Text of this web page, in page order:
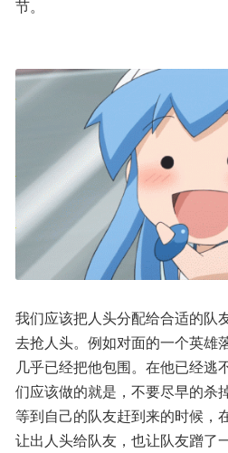
节。
我们应该把人头分配给合适的队
去抢人头。例如对面的一个英雄
几乎已经把他包围。在他已经逃
们应该做的就是，不要尽早的杀
等到自己的队友赶到来的时候，
让出人头给队友，也让队友蹭了